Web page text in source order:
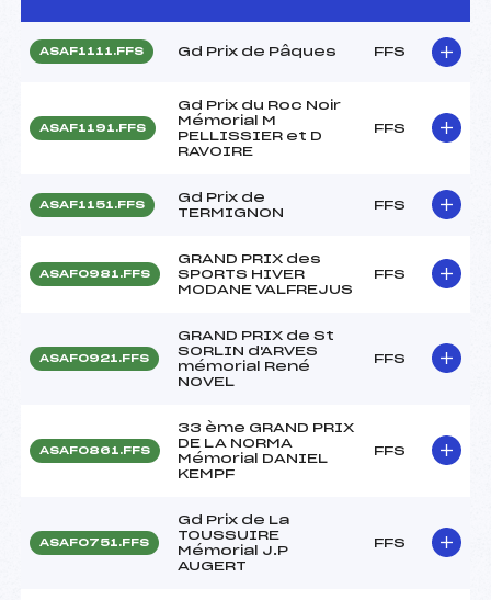
ASAF1111.FFS Gd Prix de Pâques FFS
ASAF1191.FFS
Gd Prix du Roc Noir
Mémorial M
PELLISSIER et D
RAVOIRE
FFS
ASAF1151.FFS
Gd Prix de
TERMIGNON
FFS
ASAF0981.FFS
GRAND PRIX des
SPORTS HIVER
MODANE VALFREJUS
FFS
ASAF0921.FFS
GRAND PRIX de St
SORLIN d'ARVES
mémorial René
NOVEL
FFS
ASAF0861.FFS
33 ème GRAND PRIX
DE LA NORMA
Mémorial DANIEL
KEMPF
FFS
ASAF0751.FFS
Gd Prix de La
TOUSSUIRE
Mémorial J.P
AUGERT
FFS